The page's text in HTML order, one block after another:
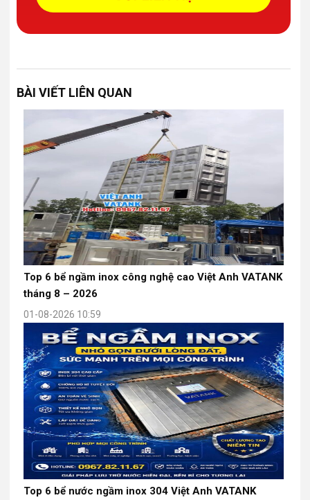
BÀI VIẾT LIÊN QUAN
Top 6 bể ngầm inox công nghệ cao Việt Anh VATANK
tháng 8 – 2026
01-08-2026 10:59
Top 6 bể nước ngầm inox 304 Việt Anh VATANK